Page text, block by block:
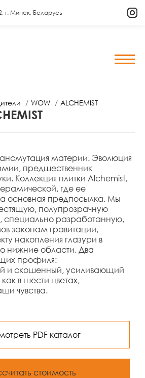
г. Минск, Беларусь
WOW ALCHEMIST
материи. Эволюция
предшественник
Коллекция плитки Alchemist,
где ее
основная предпосылка. Мы
полупрозрачную
специально разработанную,
законам гравитации,
накопления глазури в
нижние области. Два
профиля:
и скошенный, усиливающий
в шести цветах,
чувства.
PDF каталог
стоимость